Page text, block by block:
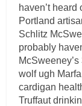
haven’t
Portland
Schlitz
probably
wolf ugh
cardigan
Truffaut